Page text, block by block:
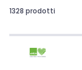
1328 prodotti